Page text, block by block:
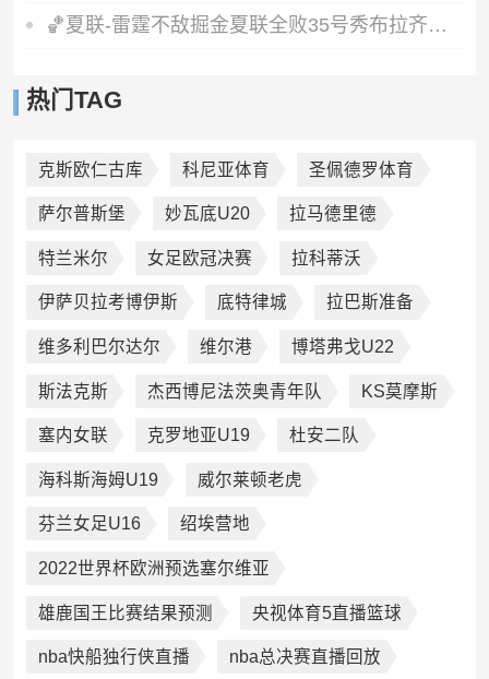
🏀夏联-雷霆不敌掘金夏联全败35号秀布拉齐尔32+6马拉14+7+6
热门TAG
克斯欧仁古库 科尼亚体育 圣佩德罗体育
萨尔普斯堡 妙瓦底U20 拉马德里德
特兰米尔 女足欧冠决赛 拉科蒂沃
伊萨贝拉考博伊斯 底特律城 拉巴斯准备
维多利巴尔达尔 维尔港 博塔弗戈U22
斯法克斯 杰西博尼法茨奥青年队 KS莫摩斯
塞内女联 克罗地亚U19 杜安二队
海科斯海姆U19 威尔莱顿老虎
芬兰女足U16 绍埃营地
2022世界杯欧洲预选塞尔维亚
雄鹿国王比赛结果预测 央视体育5直播篮球
nba快船独行侠直播 nba总决赛直播回放